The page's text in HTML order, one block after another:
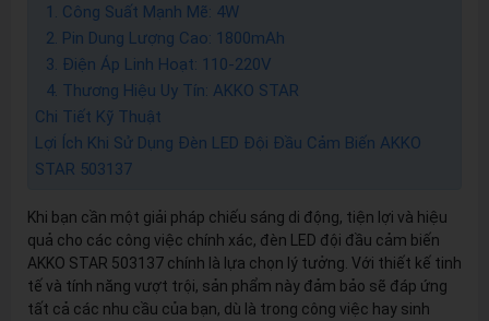
1. Công Suất Mạnh Mẽ: 4W
2. Pin Dung Lượng Cao: 1800mAh
3. Điện Áp Linh Hoạt: 110-220V
4. Thương Hiệu Uy Tín: AKKO STAR
Chi Tiết Kỹ Thuật
Lợi Ích Khi Sử Dụng Đèn LED Đội Đầu Cảm Biến AKKO
STAR 503137
Khi bạn cần một giải pháp chiếu sáng di động, tiện lợi và hiệu
quả cho các công việc chính xác, đèn LED đội đầu cảm biến
AKKO STAR 503137 chính là lựa chọn lý tưởng. Với thiết kế tinh
tế và tính năng vượt trội, sản phẩm này đảm bảo sẽ đáp ứng
tất cả các nhu cầu của bạn, dù là trong công việc hay sinh